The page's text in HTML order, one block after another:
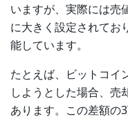
いますが、実際には売
に大きく設定されてお
能しています。
たとえば、ビットコイ
しようとした場合、売
あります。この差額の